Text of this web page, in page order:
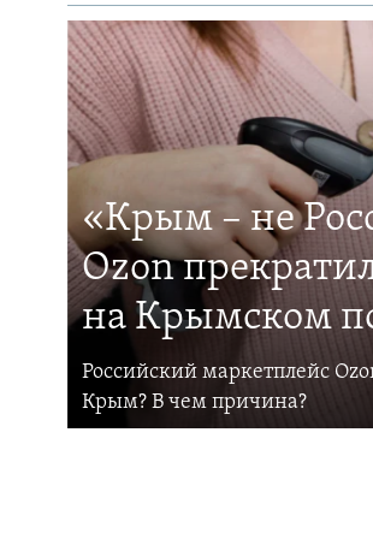
«Крым – не
Ozon
на Крымском
Российский маркетплейс
Крым? В чем причина?